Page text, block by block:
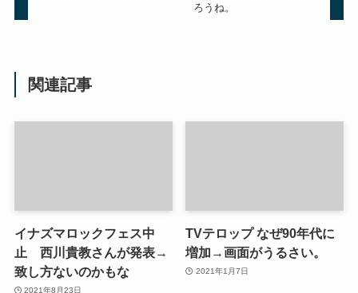
ろうね。
関連記事
イナズマロックフェス中
止 西川貴教さんが発表→
致し方ないのかもな
2021年8月23日
TVテロップ なぜ90年代に
増加→画面がうるさい。
2021年1月7日